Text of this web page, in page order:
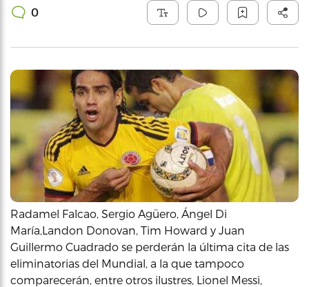
0
Radamel Falcao, Sergio Agüero, Ángel Di
María,Landon Donovan, Tim Howard y Juan
Guillermo Cuadrado se perderán la última cita de las
eliminatorias del Mundial, a la que tampoco
comparecerán, entre otros ilustres, Lionel Messi,